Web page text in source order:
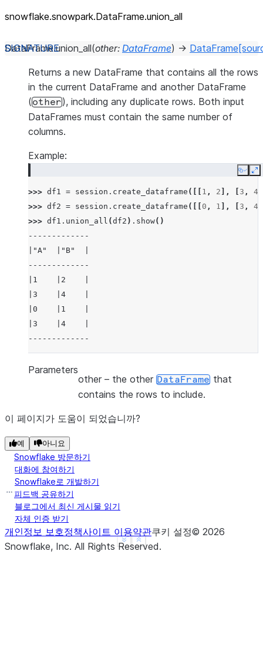
snowflake.snowpark.DataFrame.union_ all
DataFrame.union_all(other: DataFrame) → DataFrame
Returns a new DataFrame that contains all the rows
in the current DataFrame and another DataFrame
(other), including any duplicate rows. Both input
DataFrames must contain the same number of
columns.
Example:
Copy
>>> df1 = session . create_dataframe ([[ 1 , 2 ], 3 , 4
>>> df2 = session . create_dataframe ([[ 0 , 1 ], 3 , 4
>>> df1 . union_all (df2 ) . show()
-------------
|"A"  |"B"  |
-------------
|1    |2    |
|3    |4    |
|0    |1    |
|3    |4    |
-------------
Show less
See more
Parameters
other – the other DataFrame that
contains the rows to include.
이 페이지가 도움이 되었습니까?
예 아니요
Snowflake 방문하기
대화에 참여하기
Snowflake로 개발하기
피드백 공유하기
블로그에서 최신 게시물 읽기
자체 인증 받기
개인정보 보호정책사이트 이용약관쿠키 설정© 2026
Snowflake, Inc. All Rights Reserved.